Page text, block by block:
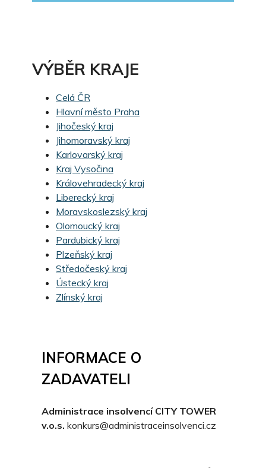
VÝBĚR KRAJE
Celá ČR
Hlavní město Praha
Jihočeský kraj
Jihomoravský kraj
Karlovarský kraj
Kraj Vysočina
Královehradecký kraj
Liberecký kraj
Moravskoslezský kraj
Olomoucký kraj
Pardubický kraj
Plzeňský kraj
Středočeský kraj
Ústecký kraj
Zlínský kraj
INFORMACE O
ZADAVATELI
Administrace insolvencí CITY TOWER
v.o.s. konkurs@administraceinsolvenci.cz